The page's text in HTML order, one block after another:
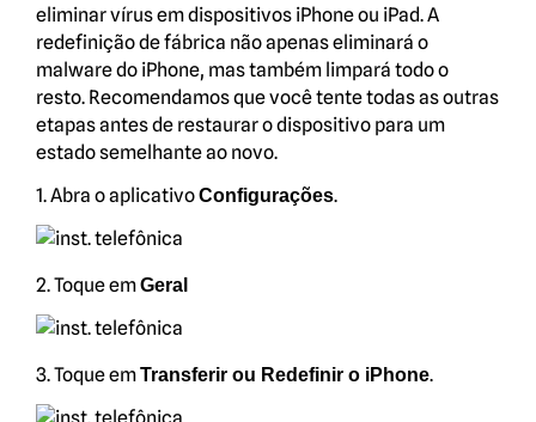
eliminar vírus em dispositivos iPhone ou iPad. A
redefinição de fábrica não apenas eliminará o
malware do iPhone, mas também limpará todo o
resto. Recomendamos que você tente todas as outras
etapas antes de restaurar o dispositivo para um
estado semelhante ao novo.
1. Abra o aplicativoConfigurações.
2. Toque emGeral
3. Toque emTransferir ou Redefinir o iPhone.